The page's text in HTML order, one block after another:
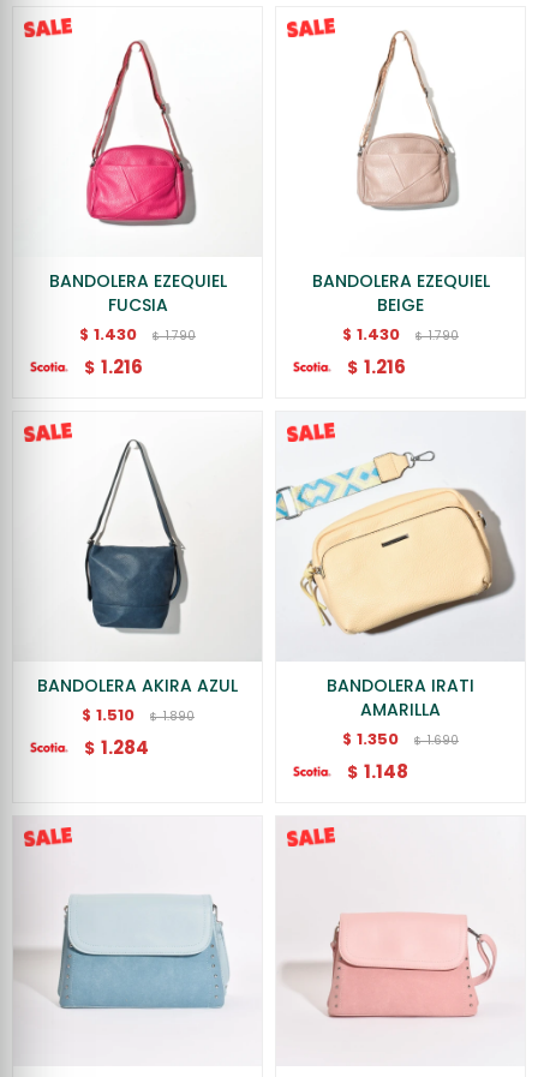
BANDOLERA EZEQUIEL
FUCSIA
$ 1.430 $ 1.790
$ 1.216
BANDOLERA EZEQUIEL
BEIGE
$ 1.430 $ 1.790
$ 1.216
BANDOLERA AKIRA AZUL
$ 1.510 $ 1.890
$ 1.284
BANDOLERA IRATI
AMARILLA
$ 1.350 $ 1.690
$ 1.148